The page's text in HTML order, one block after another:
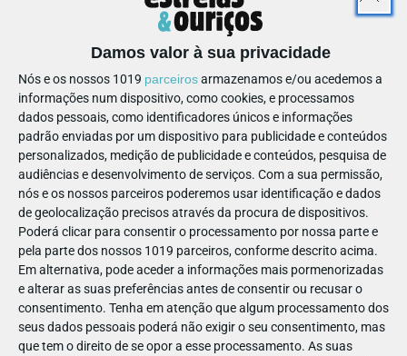
Damos valor à sua privacidade
Nós e os nossos 1019 parceirosarmazenamos e/ou acedemos a
informações num dispositivo, como cookies, e processamos
dados pessoais, como identificadores únicos e informações
padrão enviadas por um dispositivo para publicidade e conteúdos
personalizados, medição de publicidade e conteúdos, pesquisa de
audiências e desenvolvimento de serviços. Com a sua permissão,
nós e os nossos parceiros poderemos usar identificação e dados
de geolocalização precisos através da procura de dispositivos.
Poderá clicar para consentir o processamento por nossa parte e
pela parte dos nossos 1019 parceiros, conforme descrito acima.
Em alternativa, pode aceder a informações mais pormenorizadas
e alterar as suas preferências antes de consentir ou recusar o
consentimento. Tenha em atenção que algum processamento dos
seus dados pessoais poderá não exigir o seu consentimento, mas
que tem o direito de se opor a esse processamento. As suas
10
256302042281049